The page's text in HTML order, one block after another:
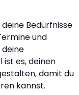
Bedürfnisse
und
deine
ist es, deinen
damit du
kannst.